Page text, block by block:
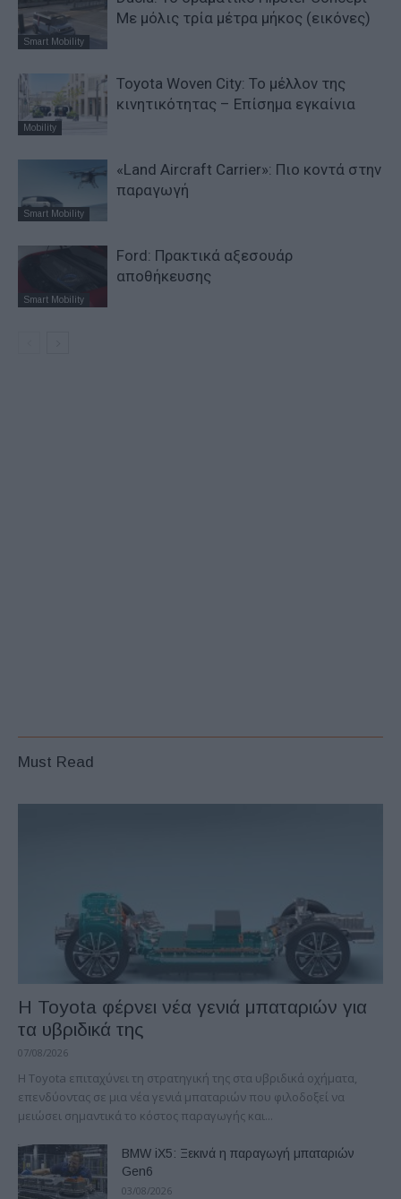
Smart Mobility
Με μόλις τρία μέτρα μήκος (εικόνες)
Mobility
Toyota Woven City: Το μέλλον της
κινητικότητας – Επίσημα εγκαίνια
Smart Mobility
«Land Aircraft Carrier»: Πιο κοντά στην
παραγωγή
Smart Mobility
Ford: Πρακτικά αξεσουάρ
αποθήκευσης
Must Read
Η Toyota φέρνει νέα γενιά μπαταριών για
τα υβριδικά της
07/08/2026
Η Toyota επιταχύνει τη στρατηγική της στα υβριδικά οχήματα,
επενδύοντας σε μια νέα γενιά μπαταριών που φιλοδοξεί να
μειώσει σημαντικά το κόστος παραγωγής και...
BMW iX5: Ξεκινά η παραγωγή μπαταριών
Gen6
03/08/2026